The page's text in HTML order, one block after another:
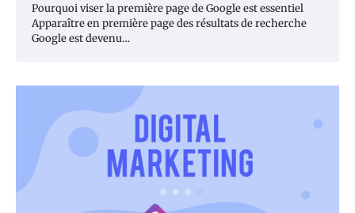
Pourquoi viser la première page de Google est essentiel
Apparaître en première page des résultats de recherche
Google est devenu…